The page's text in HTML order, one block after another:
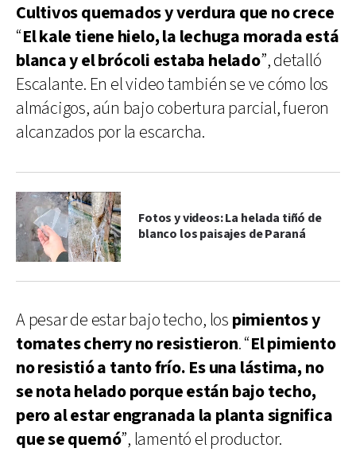
Cultivos quemados y verdura que no crece
“El kale tiene hielo, la lechuga morada está
blanca y el brócoli estaba helado”, detalló
Escalante. En el video también se ve cómo los
almácigos, aún bajo cobertura parcial, fueron
alcanzados por la escarcha.
Fotos y videos: La helada tiñó de
blanco los paisajes de Paraná
A pesar de estar bajo techo, los pimientos y
tomates cherry no resistieron. “El pimiento
no resistió a tanto frío. Es una lástima, no
se nota helado porque están bajo techo,
pero al estar engranada la planta significa
que se quemó”, lamentó el productor.